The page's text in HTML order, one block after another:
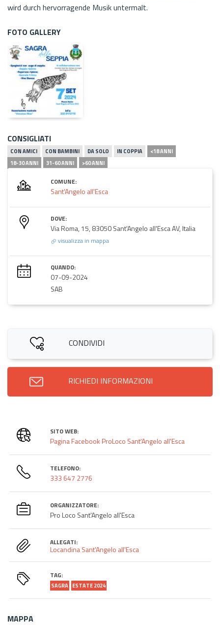
wird durch hervorragende Musik untermalt.
FOTO GALLERY
CONSIGLIATI
CON AMICI CON BAMBINI DA SOLO IN COPPIA
<18 ANNI
18-30 ANNI
31-60 ANNI >60 ANNI
COMUNE:
Sant'Angelo all'Esca
DOVE:
Via Roma, 15, 83050 Sant'Angelo all'Esca AV, Italia
visualizza in mappa
QUANDO:
07-09-2024
SAB
CONDIVIDI
RICHIEDI INFORMAZIONI
SITO WEB:
Pagina Facebook ProLoco Sant'Angelo all'Esca
TELEFONO:
333 647 2776
ORGANIZZATORE:
Pro Loco Sant'Angelo all'Esca
ALLEGATI:
Locandina Sant'Angelo all'Esca
TAG:
SAGRA ESTATE 2024
MAPPA